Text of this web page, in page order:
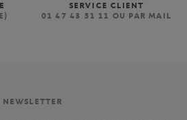
SERVICE CLIENT
01 47 43 51 11 OU PAR MAIL
NEWSLETTER